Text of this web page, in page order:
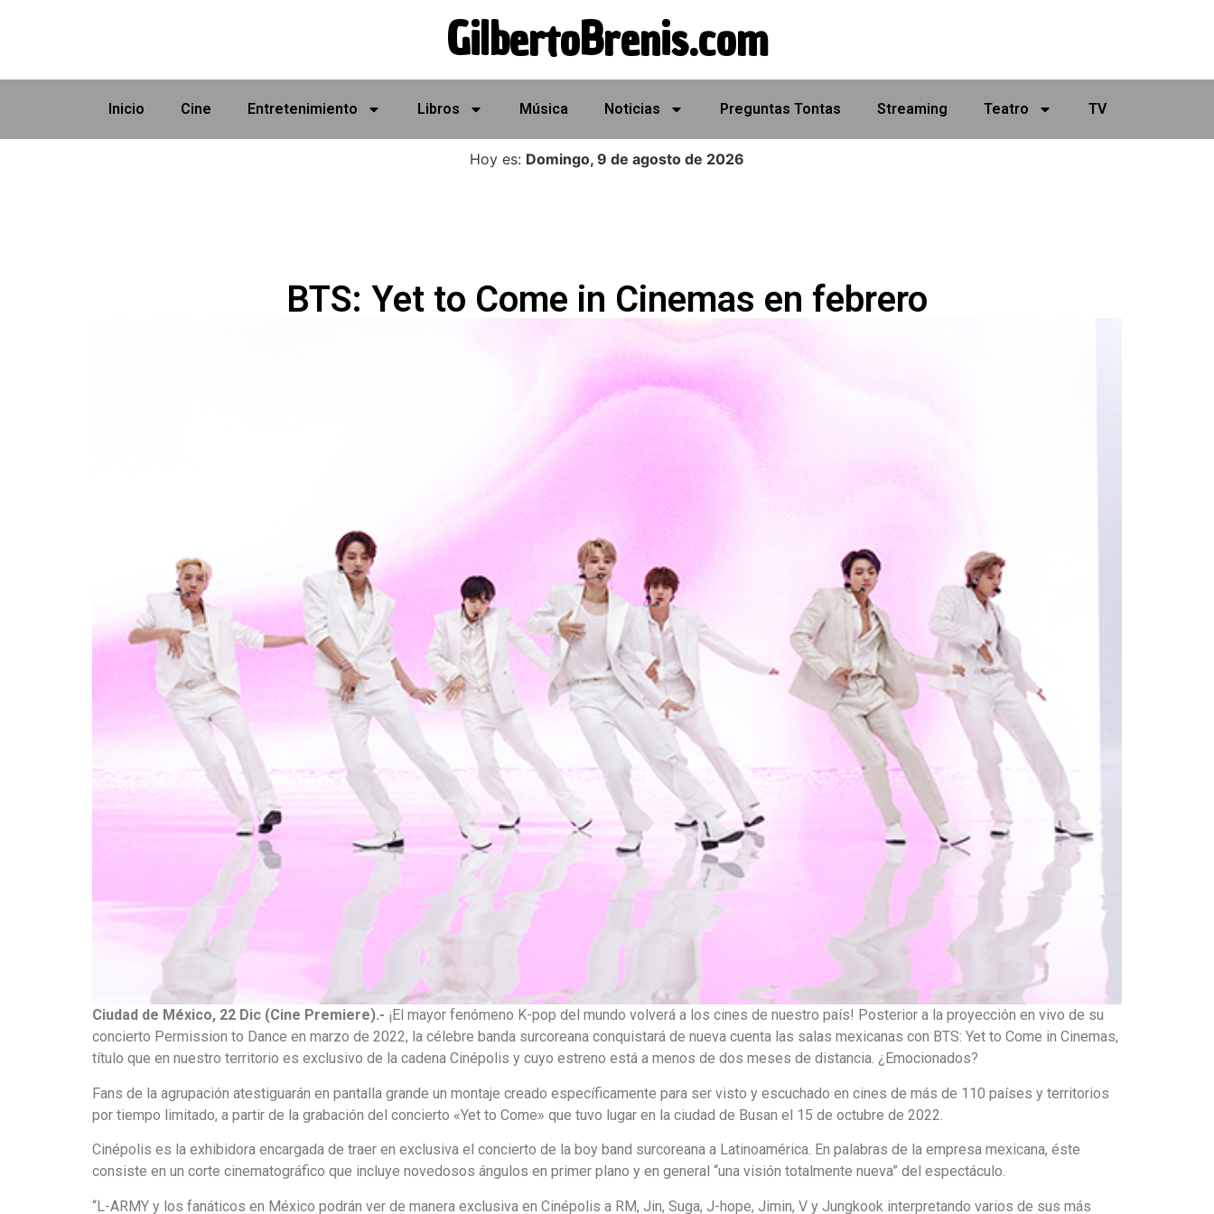
GilbertoBrenis.com
Inicio Cine Entretenimiento Libros Música Noticias Preguntas Tontas Streaming Teatro TV
Hoy es: Domingo, 9 de agosto de 2026
BTS: Yet to Come in Cinemas en febrero
Ciudad de México, 22 Dic (Cine Premiere).- ¡El mayor fenómeno K-pop del mundo volverá a los cines de nuestro país! Posterior a la proyección en vivo de su
concierto Permission to Dance en marzo de 2022, la célebre banda surcoreana conquistará de nueva cuenta las salas mexicanas con BTS: Yet to Come in Cinemas,
título que en nuestro territorio es exclusivo de la cadena Cinépolis y cuyo estreno está a menos de dos meses de distancia. ¿Emocionados?
Fans de la agrupación atestiguarán en pantalla grande un montaje creado específicamente para ser visto y escuchado en cines de más de 110 países y territorios
por tiempo limitado, a partir de la grabación del concierto «Yet to Come» que tuvo lugar en la ciudad de Busan el 15 de octubre de 2022.
Cinépolis es la exhibidora encargada de traer en exclusiva el concierto de la boy band surcoreana a Latinoamérica. En palabras de la empresa mexicana, éste
consiste en un corte cinematográfico que incluye novedosos ángulos en primer plano y en general “una visión totalmente nueva” del espectáculo.
“L-ARMY y los fanáticos en México podrán ver de manera exclusiva en Cinépolis a RM, Jin, Suga, J-hope, Jimin, V y Jungkook interpretando varios de sus más